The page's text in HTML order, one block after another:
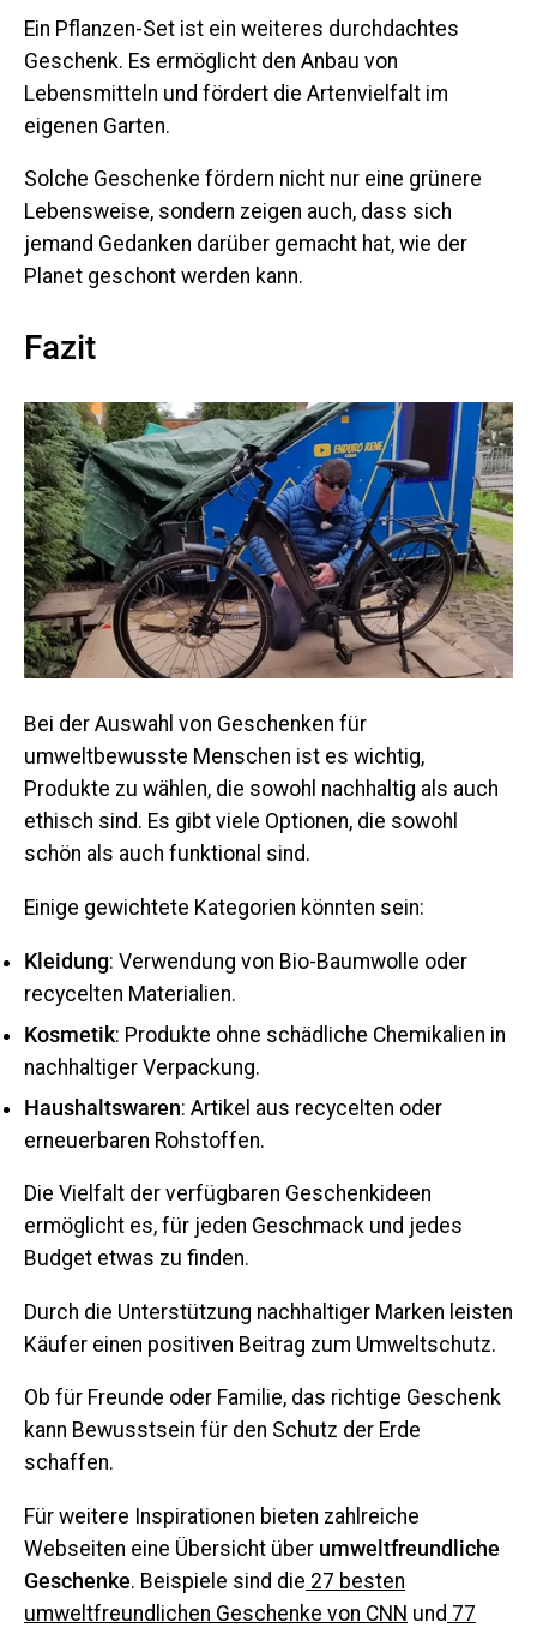
Ein Pflanzen-Set ist ein weiteres durchdachtes
Geschenk. Es ermöglicht den Anbau von
Lebensmitteln und fördert die Artenvielfalt im
eigenen Garten.
Solche Geschenke fördern nicht nur eine grünere
Lebensweise, sondern zeigen auch, dass sich
jemand Gedanken darüber gemacht hat, wie der
Planet geschont werden kann.
Fazit
Bei der Auswahl von Geschenken für
umweltbewusste Menschen ist es wichtig,
Produkte zu wählen, die sowohl nachhaltig als auch
ethisch sind. Es gibt viele Optionen, die sowohl
schön als auch funktional sind.
Einige gewichtete Kategorien könnten sein:
Kleidung: Verwendung von Bio-Baumwolle oder
recycelten Materialien.
Kosmetik: Produkte ohne schädliche Chemikalien in
nachhaltiger Verpackung.
Haushaltswaren: Artikel aus recycelten oder
erneuerbaren Rohstoffen.
Die Vielfalt der verfügbaren Geschenkideen
ermöglicht es, für jeden Geschmack und jedes
Budget etwas zu finden.
Durch die Unterstützung nachhaltiger Marken leisten
Käufer einen positiven Beitrag zum Umweltschutz.
Ob für Freunde oder Familie, das richtige Geschenk
kann Bewusstsein für den Schutz der Erde
schaffen.
Für weitere Inspirationen bieten zahlreiche
Webseiten eine Übersicht über umweltfreundliche
Geschenke. Beispiele sind die 27 besten
umweltfreundlichen Geschenke von CNN und 77